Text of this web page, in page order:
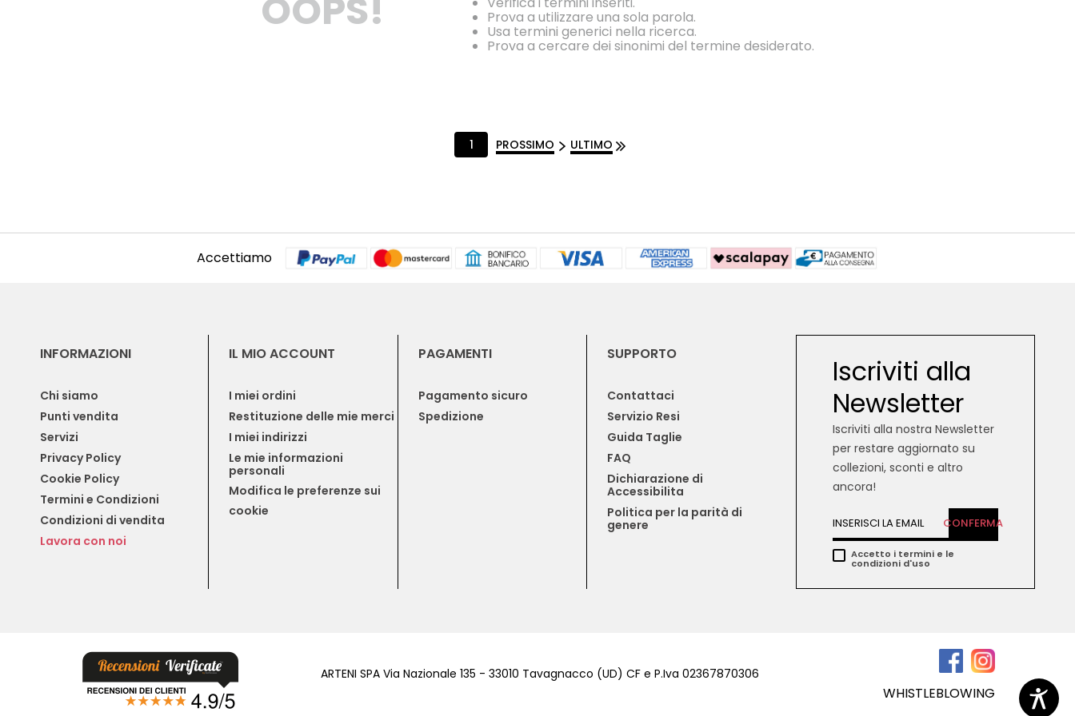
Prova a utilizzare una sola parola.
Usa termini generici nella ricerca.
Prova a cercare dei sinonimi del termine desiderato.
1 PROSSIMO ULTIMO
Accettiamo
INFORMAZIONI
Chi siamo
Punti vendita
Servizi
Privacy Policy
Cookie Policy
Termini e Condizioni
Condizioni di vendita
Lavora con noi
IL MIO ACCOUNT
I miei ordini
Restituzione delle mie merci
I miei indirizzi
Le mie informazioni
personali
Modifica le preferenze sui
cookie
PAGAMENTI
Pagamento sicuro
Spedizione
SUPPORTO
Contattaci
Servizio Resi
Guida Taglie
FAQ
Dichiarazione di
Accessibilita
Politica per la parità di
genere
Iscriviti alla
Newsletter
Iscriviti alla nostra Newsletter
per restare aggiornato su
collezioni, sconti e altro
ancora!
CONFERMA
Accetto i termini e le
condizioni d'uso
ARTENI SPA Via Nazionale 135 - 33010 Tavagnacco (UD) CF e P.Iva 02367870306
WHISTLEBLOWING